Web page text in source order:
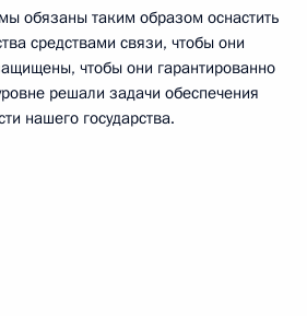
обязаны таким образом оснастить
средствами связи, чтобы они
чтобы они гарантированно
решали задачи обеспечения
нашего государства.